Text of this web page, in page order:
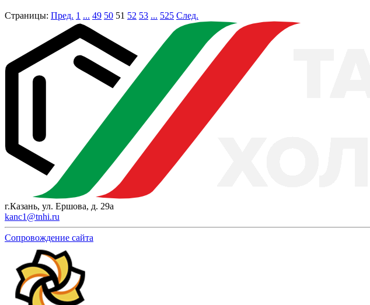
Страницы: Пред. 1 ... 49 50 51 52 53 ... 525 След.
г.Казань, ул. Ершова, д. 29а
kanc1@tnhi.ru
Сопровождение сайта